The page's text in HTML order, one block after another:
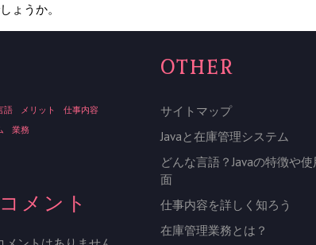
ょうか。
語 メリット
仕事内容
業務
メント
OTHER
サイトマップ
Javaと在庫管理システム
どんな言語？Javaの特徴や
面
仕事内容を詳しく知ろう
在庫管理業務とは？